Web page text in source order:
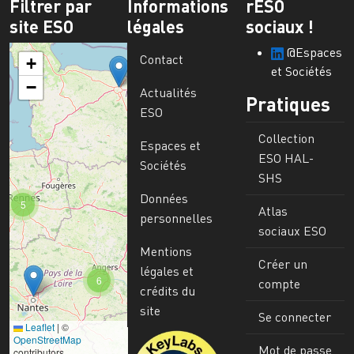
Filtrer par
site ESO
6
5
+
−
Leaflet | ©
OpenStreetMap
Informations
légales
Contact
Actualités
ESO
Espaces et
Sociétés
Données
personnelles
Mentions
légales et
crédits du
site
Image
rESO
sociaux !
@Espaces
et Sociétés
Pratiques
Collection
ESO HAL-
SHS
Atlas
sociaux ESO
Créer un
compte
Se connecter
Mot de passe